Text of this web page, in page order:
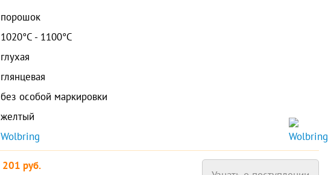
порошок
1020°С - 1100°С
глухая
глянцевая
без особой маркировки
желтый
Wolbring
201 руб.